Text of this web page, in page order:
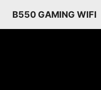
B550 GAMING WIFI